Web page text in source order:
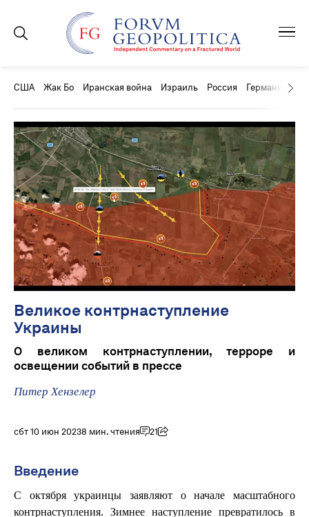
США Жак Бо Иранская война Израиль Россия Германия
Великое контрнаступление
Украины
О великом контрнаступлении, терроре и
освещении событий в прессе
Питер Хензелер
сбт 10 июн 20238 мин. чтения 21
Введение
С октября украинцы заявляют о начале масштабного
контрнаступления. Зимнее наступление превратилось в